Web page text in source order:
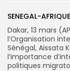
FR
SENEGAL-
Dakar, 13 mars
l’Organisation
Sénégal, Aissata
l’importance
politiques